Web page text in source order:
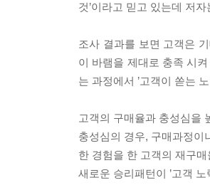
것’이라고 믿고 있는데 저
조사 결과를 보면 고객은
이 바램을 제대로 충족 시
는 과정에서 ’고객이 쏟는
고객의 구매율과 충성심을
충성심의 경우, 구매과정이
한 경험을 한 고객의 재구
새로운 승리패턴이 ’고객